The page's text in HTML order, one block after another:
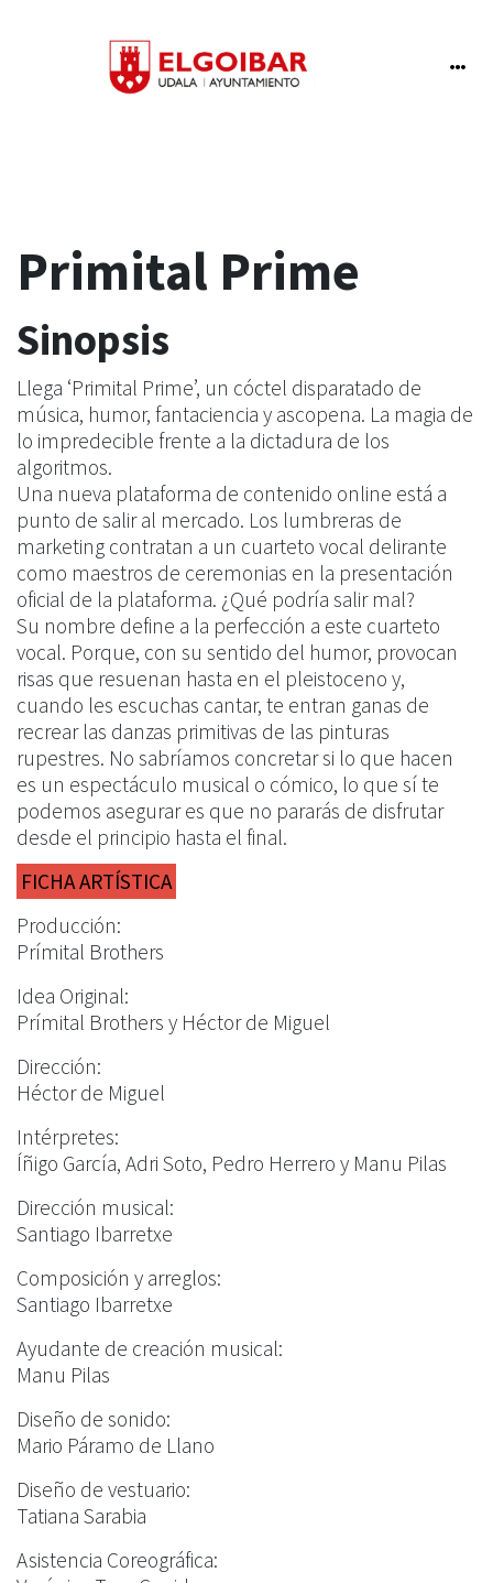
Primital Prime
Sinopsis
Llega ‘Primital Prime’, un cóctel disparatado de
música, humor, fantaciencia y ascopena. La magia de
lo impredecible frente a la dictadura de los
algoritmos.
Una nueva plataforma de contenido online está a
punto de salir al mercado. Los lumbreras de
marketing contratan a un cuarteto vocal delirante
como maestros de ceremonias en la presentación
oficial de la plataforma. ¿Qué podría salir mal?
Su nombre define a la perfección a este cuarteto
vocal. Porque, con su sentido del humor, provocan
risas que resuenan hasta en el pleistoceno y,
cuando les escuchas cantar, te entran ganas de
recrear las danzas primitivas de las pinturas
rupestres. No sabríamos concretar si lo que hacen
es un espectáculo musical o cómico, lo que sí te
podemos asegurar es que no pararás de disfrutar
desde el principio hasta el final.
FICHA ARTÍSTICA
Producción:
Prímital Brothers
Idea Original:
Prímital Brothers y Héctor de Miguel
Dirección:
Héctor de Miguel
Intérpretes:
Íñigo García, Adri Soto, Pedro Herrero y Manu Pilas
Dirección musical:
Santiago Ibarretxe
Composición y arreglos:
Santiago Ibarretxe
Ayudante de creación musical:
Manu Pilas
Diseño de sonido:
Mario Páramo de Llano
Diseño de vestuario:
Tatiana Sarabia
Asistencia Coreográfica: